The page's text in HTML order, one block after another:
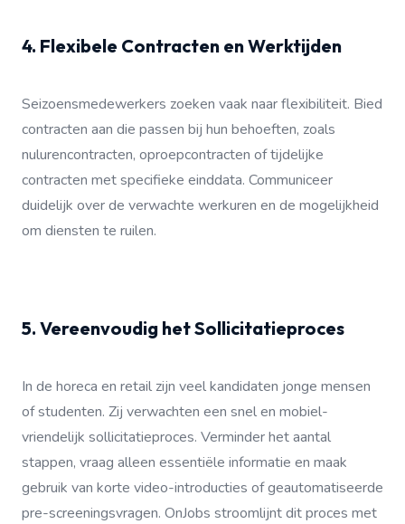
4. Flexibele Contracten en Werktijden
Seizoensmedewerkers zoeken vaak naar flexibiliteit. Bied
contracten aan die passen bij hun behoeften, zoals
nulurencontracten, oproepcontracten of tijdelijke
contracten met specifieke einddata. Communiceer
duidelijk over de verwachte werkuren en de mogelijkheid
om diensten te ruilen.
5. Vereenvoudig het Sollicitatieproces
In de horeca en retail zijn veel kandidaten jonge mensen
of studenten. Zij verwachten een snel en mobiel-
vriendelijk sollicitatieproces. Verminder het aantal
stappen, vraag alleen essentiële informatie en maak
gebruik van korte video-introducties of geautomatiseerde
pre-screeningsvragen. OnJobs stroomlijnt dit proces met